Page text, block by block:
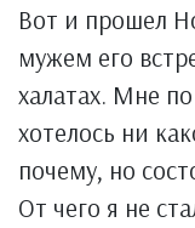
Вот и прошел
мужем его
халатах. Мне
хотелось ни
почему, но
От чего я не